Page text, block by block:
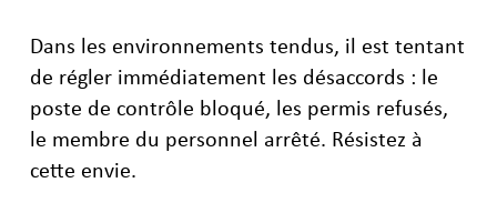
Dans les environnements tendus, il est tentant
de régler immédiatement les désaccords : le
poste de contrôle bloqué, les permis refusés,
le membre du personnel arrêté. Résistez à
cette envie.